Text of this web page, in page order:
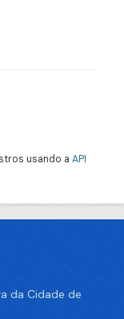
usando a API
da Cidade de